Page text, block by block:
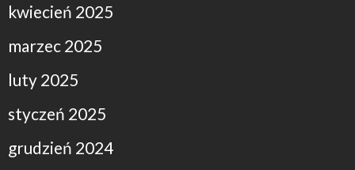
kwiecień 2025
marzec 2025
luty 2025
styczeń 2025
grudzień 2024